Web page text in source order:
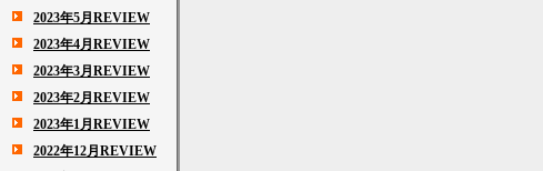
2023年5月REVIEW
2023年4月REVIEW
2023年3月REVIEW
2023年2月REVIEW
2023年1月REVIEW
2022年12月REVIEW